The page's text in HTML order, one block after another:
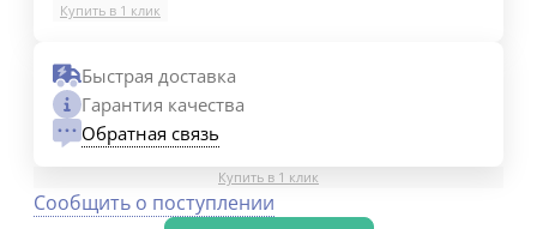
Купить в 1 клик
Быстрая доставка
Гарантия качества
Обратная связь
Купить в 1 клик
Сообщить о поступлении